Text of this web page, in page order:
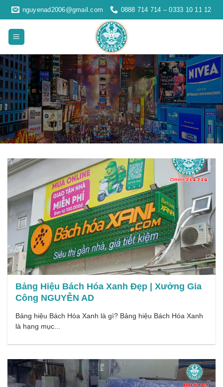
Skip
to
content
nguyenad2006@gmail.com 0888 714 714 – 0333 10 11 12
Bảng Hiệu Bách Hóa Xanh Đẹp | Xưởng Gia
Công NGUYỄN AD
Bảng hiệu Bách Hóa Xanh là gì? Bảng hiệu Bách Hóa Xanh
là hạng mục...